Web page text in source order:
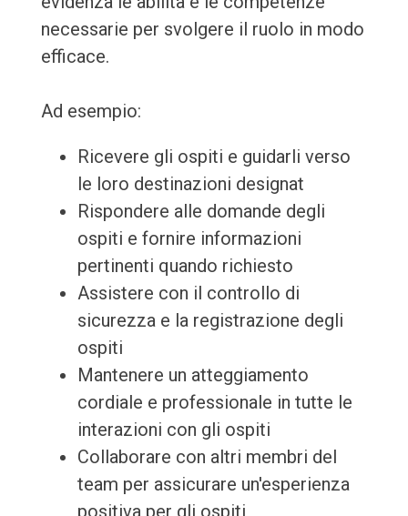
necessarie per svolgere il ruolo in modo
efficace.
Ad esempio:
Ricevere gli ospiti e guidarli verso
le loro destinazioni designat
Rispondere alle domande degli
ospiti e fornire informazioni
pertinenti quando richiesto
Assistere con il controllo di
sicurezza e la registrazione degli
ospiti
Mantenere un atteggiamento
cordiale e professionale in tutte le
interazioni con gli ospiti
Collaborare con altri membri del
team per assicurare un'esperienza
positiva per gli ospiti